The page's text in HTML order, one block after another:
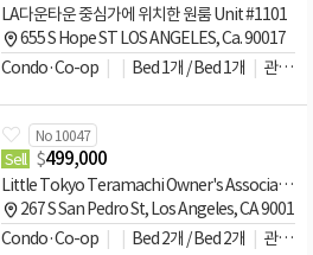
LA다운타운 중심가에 위치한 원룸 Unit #1101
655 S Hope ST LOS ANGELES, Ca. 90017
Condo·Co-op
Bed 1개 / Bed 1개 관리비문의
No 10047
Sell $499,000
Little Tokyo Teramachi Owner's Association 2룸 Unit
267 S San Pedro St, Los Angeles, CA 90012
Condo·Co-op
Bed 2개 / Bed 2개 관리비문의